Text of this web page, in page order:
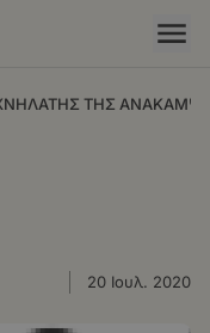
ΤΗΣ
20 Ιουλ. 2020